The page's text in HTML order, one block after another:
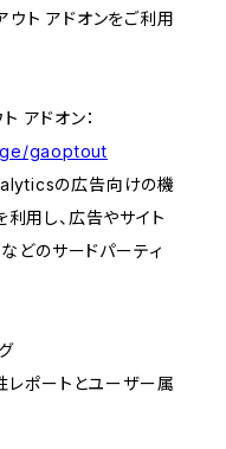
ト アドオンをご利用
アドオン：
gaoptout
の広告向けの機
利用し、広告やサイト
のサードパーティ
ポートとユーザー属